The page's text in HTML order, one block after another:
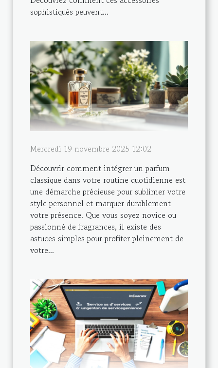
sophistiqués peuvent...
Mercredi 19 novembre 2025 12:02
Découvrir comment intégrer un parfum
classique dans votre routine quotidienne est
une démarche précieuse pour sublimer votre
style personnel et marquer durablement
votre présence. Que vous soyez novice ou
passionné de fragrances, il existe des
astuces simples pour profiter pleinement de
votre...